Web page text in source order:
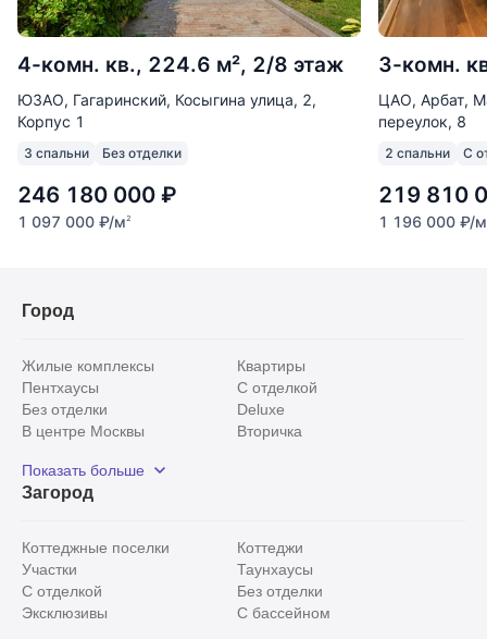
4-комн. кв., 224.6 м², 2/8 этаж
ЮЗАО, Гагаринский, Косыгина улица, 2,
Корпус 1
3 спальни Без отделки
246 180 000 ₽
1 097 000 ₽/м2
3-комн.
ЦАО, Арбат,
переулок, 8
2 спальни С
219 810
1 196 000 ₽/м
Город
Жилые комплексы
Квартиры
Пентхаусы
С отделкой
Без отделки
Deluxe
В центре Москвы
Вторичка
Рядом с парком
С панорамными окнами
Показать больше
Загород
Коттеджные поселки
Коттеджи
Участки
Таунхаусы
С отделкой
Без отделки
Эксклюзивы
С бассейном